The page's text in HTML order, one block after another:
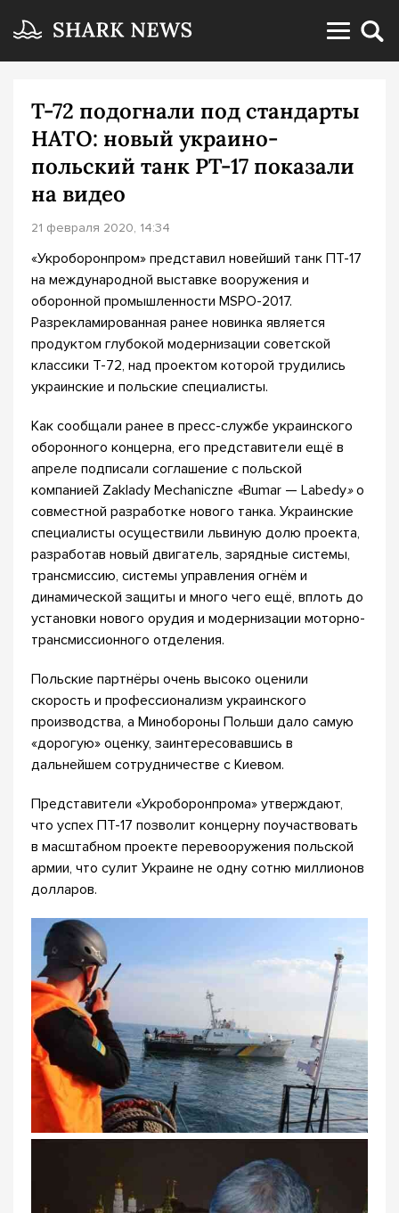
Т-72 подогнали под стандарты
НАТО: новый украино-
польский танк PT-17 показали
на видео
21 февраля 2020, 14:34
«Укроборонпром» представил новейший танк ПТ-17
на международной выставке вооружения и
оборонной промышленности MSPO-2017.
Разрекламированная ранее новинка является
продуктом глубокой модернизации советской
классики Т-72, над проектом которой трудились
украинские и польские специалисты.
Как сообщали ранее в пресс-службе украинского
оборонного концерна, его представители ещё в
апреле подписали соглашение с польской
компанией Zaklady Mechaniczne «Bumar — Labedy»о
совместной разработке нового танка. Украинские
специалисты осуществили львиную долю проекта,
разработав новый двигатель, зарядные системы,
трансмиссию, системы управления огнём и
динамической защиты и много чего ещё, вплоть до
установки нового орудия и модернизации моторно-
трансмиссионного отделения.
Польские партнёры очень высоко оценили
скорость и профессионализм украинского
производства, а Минобороны Польши дало самую
«дорогую» оценку, заинтересовавшись в
дальнейшем сотрудничестве с Киевом.
Представители «Укроборонпрома» утверждают,
что успех ПТ-17 позволит концерну поучаствовать
в масштабном проекте перевооружения польской
армии, что сулит Украине не одну сотню миллионов
долларов.